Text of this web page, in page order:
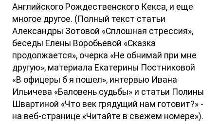
Английского Рождественского Кекса, и еще
многое другое. (Полный текст статьи
Александры Зотовой «Сплошная стрессия»,
беседы Елены Воробьевой «Сказка
продолжается», очерка «Не обнимай при мне
другую», материала Екатерины Постниковой
«В офицеры б я пошел», интервью Ивана
Ильичева «Баловень судьбы» и статьи Полины
Швартиной «Что век грядущий нам готовит?» -
на веб-странице «Читайте в свежем номере»).